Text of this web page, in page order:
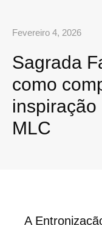
Fevereiro 4, 2026
Sagrada
como
MLC
A